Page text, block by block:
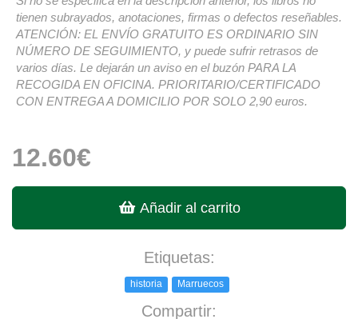
tienen subrayados, anotaciones, firmas o defectos reseñables.
ATENCIÓN: EL ENVÍO GRATUITO ES ORDINARIO SIN
NÚMERO DE SEGUIMIENTO, y puede sufrir retrasos de
varios días. Le dejarán un aviso en el buzón PARA LA
RECOGIDA EN OFICINA. PRIORITARIO/CERTIFICADO
CON ENTREGA A DOMICILIO POR SOLO 2,90 euros.
12.60€
Añadir al carrito
Etiquetas:
historia Marruecos
Compartir: